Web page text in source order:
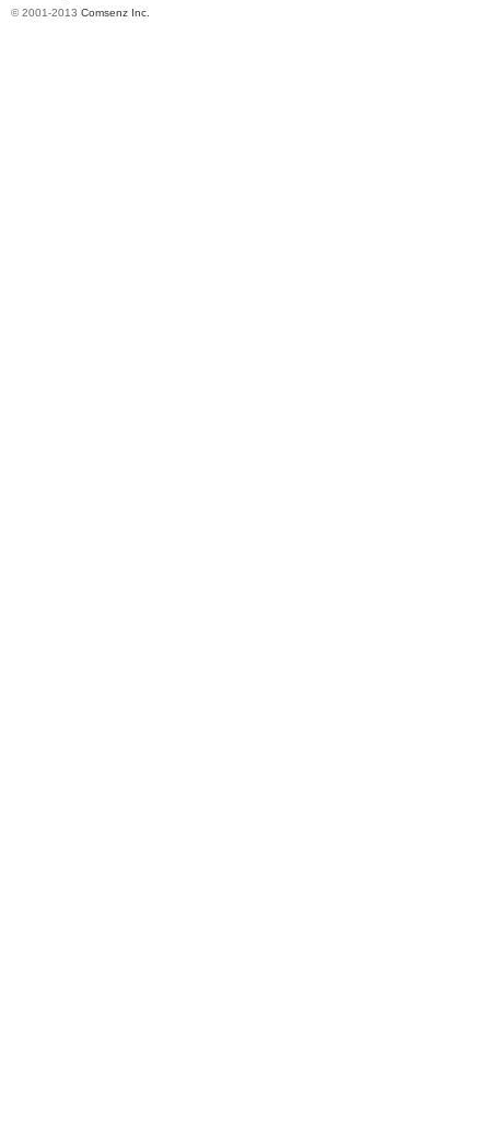
© 2001-2013 Comsenz Inc.